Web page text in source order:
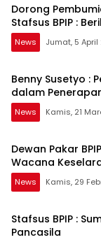
Dorong
Stafsus BPIP :
News Jumat, 5
Benny Susetyo :
dalam
News Kamis, 21
Dewan Pakar
Wacana
News Kamis, 29
Stafsus BPIP :
Pancasila